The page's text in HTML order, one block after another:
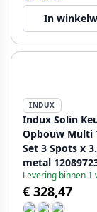
In
INDUX
Indux Solin
Opbouw Multi
Set 3 Spots x
metal
Levering binnen 1
€ 328,47